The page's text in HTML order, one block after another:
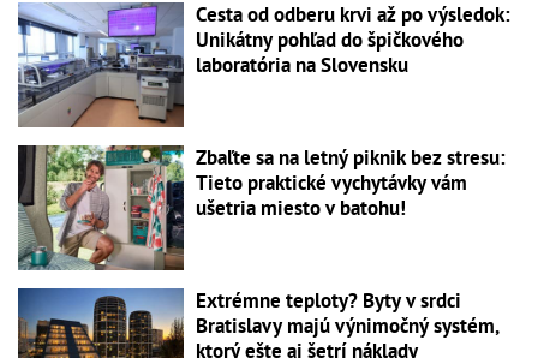
Cesta od odberu krvi až po výsledok:
Unikátny pohľad do špičkového
laboratória na Slovensku
Zbaľte sa na letný piknik bez stresu:
Tieto praktické vychytávky vám
ušetria miesto v batohu!
Extrémne teploty? Byty v srdci
Bratislavy majú výnimočný systém,
ktorý ešte aj šetrí náklady